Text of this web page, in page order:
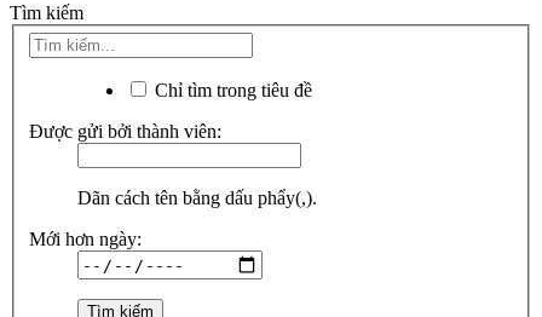
Tìm kiếm
Chỉ tìm trong tiêu đề
Được gửi bởi thành viên:
Dãn cách tên bằng dấu phẩy(,).
Mới hơn ngày: